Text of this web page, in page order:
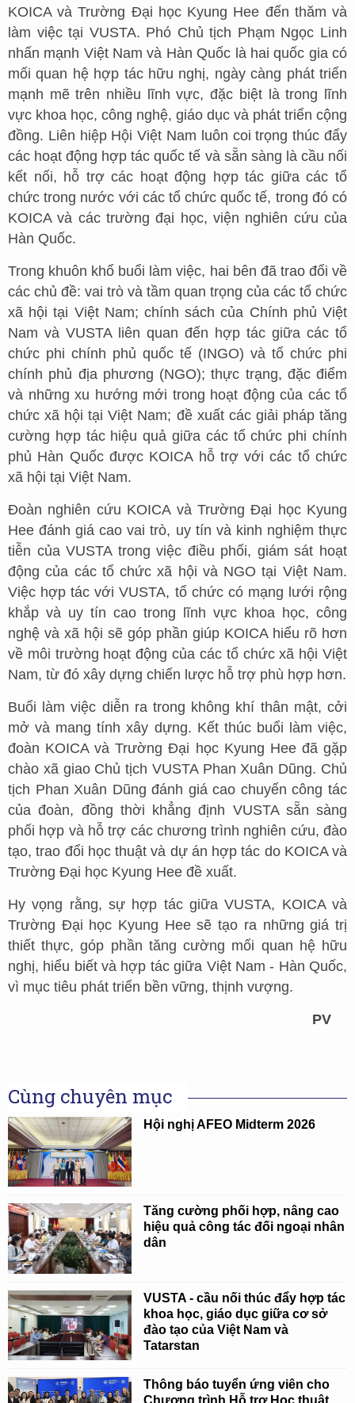
KOICA và Trường Đại học Kyung Hee đến thăm và
làm việc tại VUSTA. Phó Chủ tịch Phạm Ngọc Linh
nhấn mạnh Việt Nam và Hàn Quốc là hai quốc gia có
mối quan hệ hợp tác hữu nghị, ngày càng phát triển
mạnh mẽ trên nhiều lĩnh vực, đặc biệt là trong lĩnh
vực khoa học, công nghệ, giáo dục và phát triển cộng
đồng. Liên hiệp Hội Việt Nam luôn coi trọng thúc đẩy
các hoạt động hợp tác quốc tế và sẵn sàng là cầu nối
kết nối, hỗ trợ các hoạt động hợp tác giữa các tổ
chức trong nước với các tổ chức quốc tế, trong đó có
KOICA và các trường đại học, viện nghiên cứu của
Hàn Quốc.
Trong khuôn khổ buổi làm việc, hai bên đã trao đổi về
các chủ đề: vai trò và tầm quan trọng của các tổ chức
xã hội tại Việt Nam; chính sách của Chính phủ Việt
Nam và VUSTA liên quan đến hợp tác giữa các tổ
chức phi chính phủ quốc tế (INGO) và tổ chức phi
chính phủ địa phương (NGO); thực trạng, đặc điểm
và những xu hướng mới trong hoạt động của các tổ
chức xã hội tại Việt Nam; đề xuất các giải pháp tăng
cường hợp tác hiệu quả giữa các tổ chức phi chính
phủ Hàn Quốc được KOICA hỗ trợ với các tổ chức
xã hội tại Việt Nam.
Đoàn nghiên cứu KOICA và Trường Đại học Kyung
Hee đánh giá cao vai trò, uy tín và kinh nghiệm thực
tiễn của VUSTA trong việc điều phối, giám sát hoạt
động của các tổ chức xã hội và NGO tại Việt Nam.
Việc hợp tác với VUSTA, tổ chức có mạng lưới rộng
khắp và uy tín cao trong lĩnh vực khoa học, công
nghệ và xã hội sẽ góp phần giúp KOICA hiểu rõ hơn
về môi trường hoạt động của các tổ chức xã hội Việt
Nam, từ đó xây dựng chiến lược hỗ trợ phù hợp hơn.
Buổi làm việc diễn ra trong không khí thân mật, cởi
mở và mang tính xây dựng. Kết thúc buổi làm việc,
đoàn KOICA và Trường Đại học Kyung Hee đã gặp
chào xã giao Chủ tịch VUSTA Phan Xuân Dũng. Chủ
tịch Phan Xuân Dũng đánh giá cao chuyến công tác
của đoàn, đồng thời khẳng định VUSTA sẵn sàng
phối hợp và hỗ trợ các chương trình nghiên cứu, đào
tạo, trao đổi học thuật và dự án hợp tác do KOICA và
Trường Đại học Kyung Hee đề xuất.
Hy vọng rằng, sự hợp tác giữa VUSTA, KOICA và
Trường Đại học Kyung Hee sẽ tạo ra những giá trị
thiết thực, góp phần tăng cường mối quan hệ hữu
nghị, hiểu biết và hợp tác giữa Việt Nam - Hàn Quốc,
vì mục tiêu phát triển bền vững, thịnh vượng.
PV
Cùng chuyên mục
Hội nghị AFEO Midterm 2026
Tăng cường phối hợp, nâng cao
hiệu quả công tác đối ngoại nhân
dân
VUSTA - cầu nối thúc đẩy hợp tác
khoa học, giáo dục giữa cơ sở
đào tạo của Việt Nam và
Tatarstan
Thông báo tuyển ứng viên cho
Chương trình Hỗ trợ Học thuật